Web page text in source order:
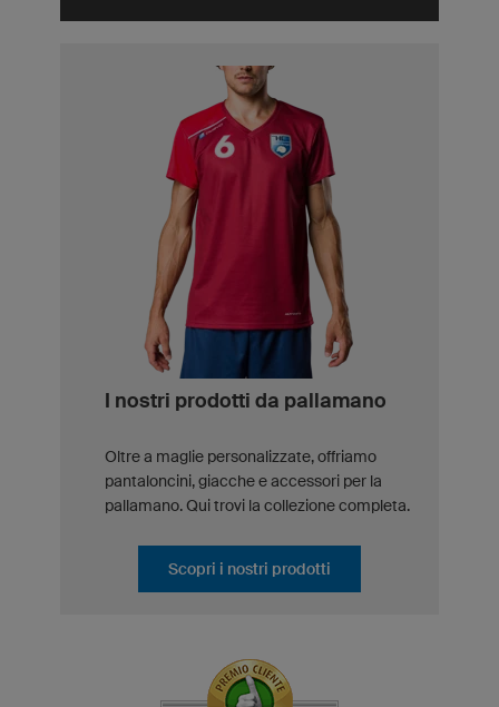
I nostri prodotti da pallamano
Oltre a maglie personalizzate, offriamo
pantaloncini, giacche e accessori per la
pallamano. Qui trovi la collezione completa.
Scopri i nostri prodotti